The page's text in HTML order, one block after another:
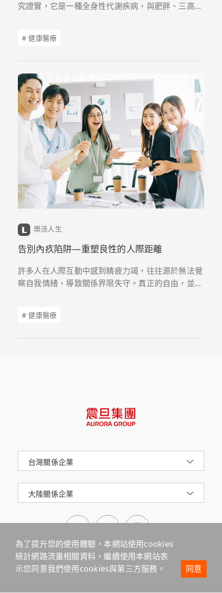
究證實，它是一種全身性代謝疾病，與肥胖、三高及
# 健康醫療
樂活人生
告別內疚陷阱—重塑良性的人際距離
許多人在人際互動中感到精疲力竭，往往源於無法覺
察自我情緒，導致關係界限失守。真正的自由，並非
柔中帶有堅定，找回心理空間的掌控權。
# 健康醫療
台灣關係企業
大陸關係企業
為了提升您的使用體驗，本網站使用cookies
統計網路流量相關資料，繼續使用本網站表
示您同意我們使用cookies與第三方服務。
同意